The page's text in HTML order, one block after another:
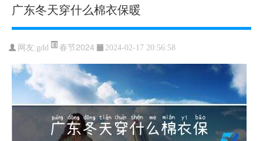
广东冬天穿什么棉衣保暖
网友:gdd 春节2024 2024-02-17 20:56:58